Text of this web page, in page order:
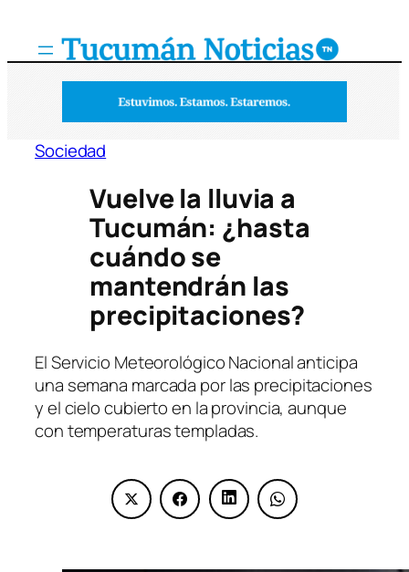
Sociedad
Vuelve la lluvia a
Tucumán: ¿hasta
cuándo se
mantendrán las
precipitaciones?
El Servicio Meteorológico Nacional anticipa
una semana marcada por las precipitaciones
y el cielo cubierto en la provincia, aunque
con temperaturas templadas.